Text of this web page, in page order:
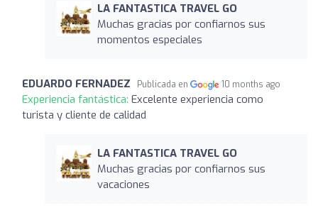
LA FANTASTICA TRAVEL GO
Muchas gracias por confiarnos sus
momentos especiales
EDUARDO FERNADEZ Publicada en 10 months ago
Experiencia fantástica: Excelente experiencia como
turista y cliente de calidad
LA FANTASTICA TRAVEL GO
Muchas gracias por confiarnos sus
vacaciones